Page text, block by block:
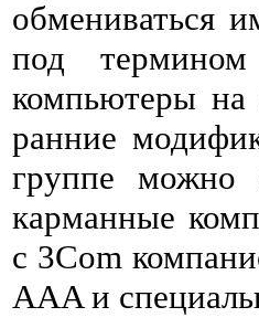
обмениваться
под
компьютеры
ранние
группе можно
карманные
c 3Com
AAA и